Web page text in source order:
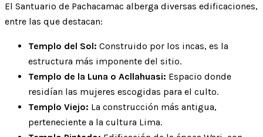
El Santuario de Pachacamac alberga diversas edificaciones,
entre las que destacan:
Templo del Sol: Construido por los incas, es la
estructura más imponente del sitio.
Templo de la Luna o Acllahuasi: Espacio donde
residían las mujeres escogidas para el culto.
Templo Viejo: La construcción más antigua,
perteneciente a la cultura Lima.